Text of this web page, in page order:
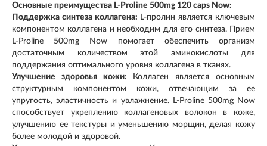
Основные преимущества L-Proline 500mg 120 caps Now:
Поддержка синтеза коллагена: L-пролин является ключевым
компонентом коллагена и необходим для его синтеза. Прием
L-Proline 500mg Now помогает обеспечить организм
достаточным количеством этой аминокислоты для
поддержания оптимального уровня коллагена в тканях.
Улучшение здоровья кожи:
Коллаген является основным
структурным компонентом кожи, отвечающим за ее
упругость, эластичность и увлажнение. L-Proline 500mg Now
способствует укреплению коллагеновых волокон в коже,
улучшению ее текстуры и уменьшению морщин, делая кожу
более молодой и здоровой.